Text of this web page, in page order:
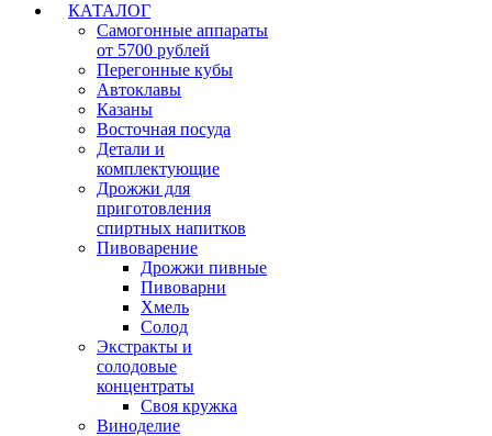
КАТАЛОГ
Самогонные аппараты
от 5700 рублей
Перегонные кубы
Автоклавы
Казаны
Восточная посуда
Детали и
комплектующие
Дрожжи для
приготовления
спиртных напитков
Пивоварение
Дрожжи пивные
Пивоварни
Хмель
Солод
Экстракты и
солодовые
концентраты
Своя кружка
Виноделие